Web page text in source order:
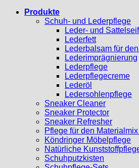
Produkte
Schuh- und Lederpflege
Leder- und
Lederfett
Lederbalsam für
Lederimprägnierung
Lederpflege
Lederpflegecreme
Lederöl
Ledersohlenpflege
Sneaker Cleaner
Sneaker Protector
Sneaker Refresher
Pflege für den
Köndringer Möbelpflege
Natürliche
Schuhputzkisten